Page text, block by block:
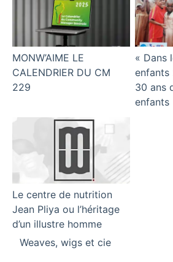
MONW’AIME LE
CALENDRIER DU CM
229
« Dans
enfants
30 ans
enfants
Le centre de nutrition
Jean Pliya ou l’héritage
d’un illustre homme
Weaves, wigs et cie